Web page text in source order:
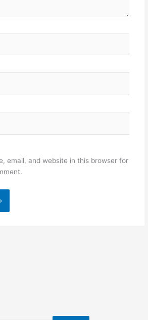
email, and website in this browser for